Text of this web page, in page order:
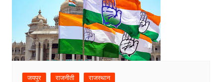
जयपुर राजनीती राजस्थान